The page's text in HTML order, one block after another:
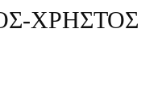
ΧΡΗΣΤΟΣ